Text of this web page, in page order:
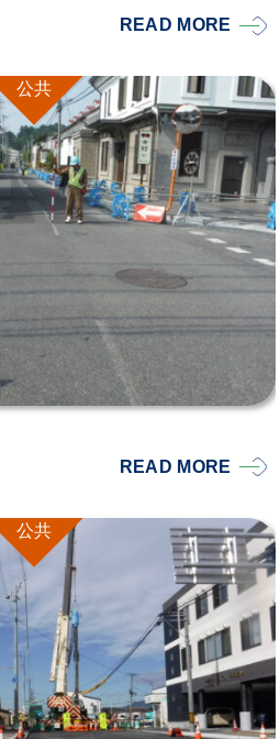
READ MORE
公共
READ MORE
公共